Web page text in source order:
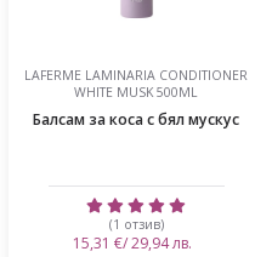
LAFERME LAMINARIA CONDITIONER
WHITE MUSK 500ML
Балсам за коса с бял мускус
(1 отзив)
15,31 €/ 29,94 лв.